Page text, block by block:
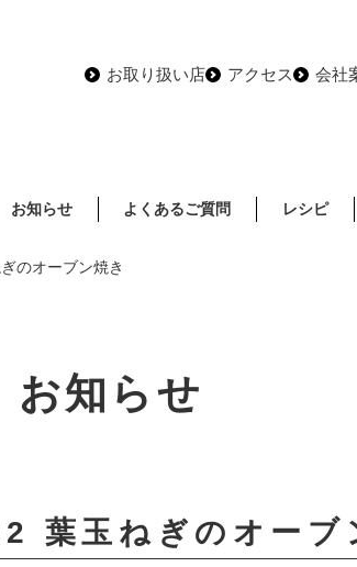
お取り扱い店 アクセス 会社
お知らせ よくあるご質問 レシピ
のオーブン焼き
お知らせ
葉玉ねぎのオーブ